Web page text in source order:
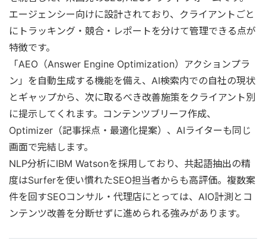
エージェンシー向けに設計されており、クライアントごと
にトラッキング・競合・レポートを分けて管理できる点が
特徴です。
「AEO（Answer Engine Optimization）アクションプラ
ン」を自動生成する機能を備え、AI検索内での自社の現状
とギャップから、次に取るべき改善施策をクライアント別
に提示してくれます。コンテンツブリーフ作成、
Optimizer（記事採点・最適化提案）、AIライターも同じ
画面で完結します。
NLP分析にIBM Watsonを採用しており、共起語抽出の精
度はSurferを使い慣れたSEO担当者からも高評価。複数案
件を回すSEOコンサル・代理店にとっては、AIO計測とコ
ンテンツ改善を分断せずに進められる強みがあります。